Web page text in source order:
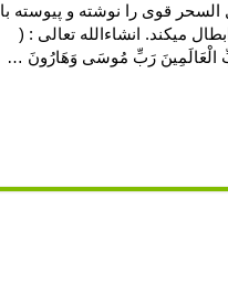
قوی را نوشته و پیوسته با
میکند. انشاءالله تعالی : (
الْعَالَمِینَ رَبِّ مُوسَی وَهَارُونَ …